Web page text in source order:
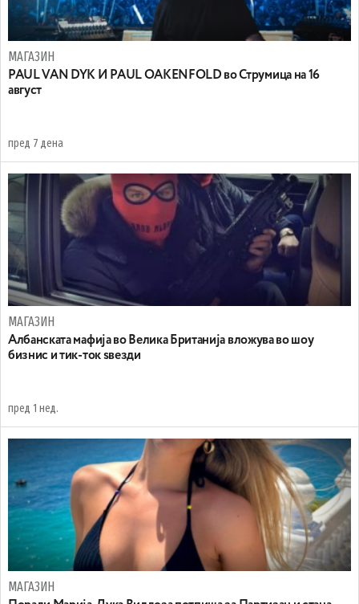
МАГАЗИН
PAUL VAN DYK И PAUL OAKENFOLD во Струмица на 16
август
пред 7 дена
МАГАЗИН
Aлбанската мафија во Велика Британија вложува во шоу
бизнис и тик-ток ѕвезди
пред 1 нед.
МАГАЗИН